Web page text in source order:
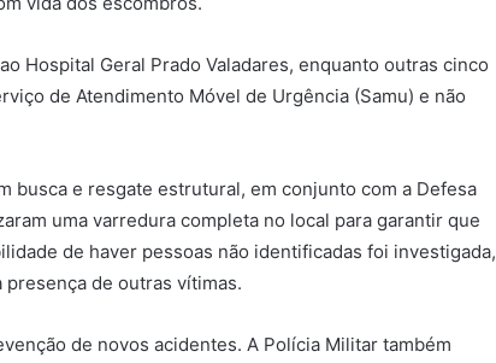
Hospital Geral Prado Valadares, enquanto outras cinco
de Atendimento Móvel de Urgência (Samu) e não
busca e resgate estrutural, em conjunto com a Defesa
uma varredura completa no local para garantir que
de haver pessoas não identificadas foi investigada,
presença de outras vítimas.
de novos acidentes. A Polícia Militar também